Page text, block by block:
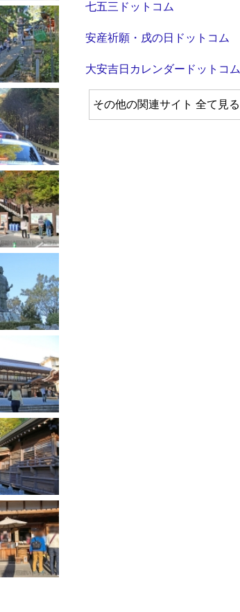
七五三ドットコム
安産祈願・戌の日ドットコム
大安吉日カレンダードットコム
その他の関連サイト 全て見る